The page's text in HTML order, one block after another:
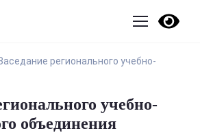
регионального учебно-
учебно-
объединения